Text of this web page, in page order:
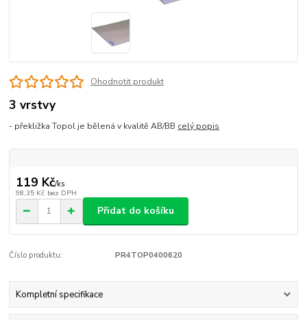
Ohodnotit produkt
3 vrstvy
- překližka Topol je bělená v kvalitě AB/BB celý popis
119 Kč/ks
98,35 Kč bez DPH
Přidat do košíku
Číslo produktu: PR4TOP0400620
Kompletní specifikace